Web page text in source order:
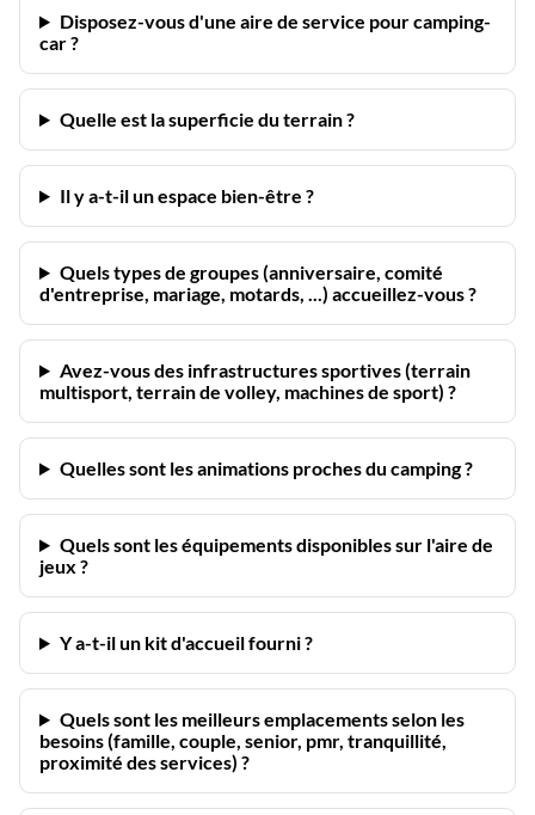
Disposez-vous d'une aire de service pour camping-
car ?
Quelle est la superficie du terrain ?
Il y a-t-il un espace bien-être ?
Quels types de groupes (anniversaire, comité
d'entreprise, mariage, motards, ...) accueillez-vous ?
Avez-vous des infrastructures sportives (terrain
multisport, terrain de volley, machines de sport) ?
Quelles sont les animations proches du camping ?
Quels sont les équipements disponibles sur l'aire de
jeux ?
Y a-t-il un kit d'accueil fourni ?
Quels sont les meilleurs emplacements selon les
besoins (famille, couple, senior, pmr, tranquillité,
proximité des services) ?